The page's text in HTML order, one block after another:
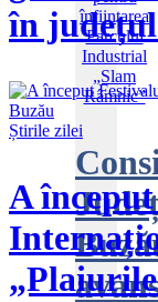
în
Știrile zilei
A